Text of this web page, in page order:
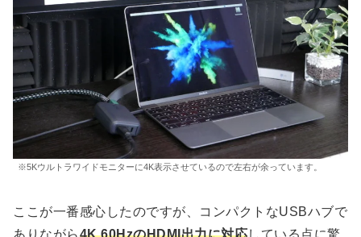
※5Kウルトラワイドモニターに4K表示させているので左右が余っています。
ここが一番感心したのですが、コンパクトなUSBハブで
ありながら4K 60HzのHDMI出力に対応している点に驚